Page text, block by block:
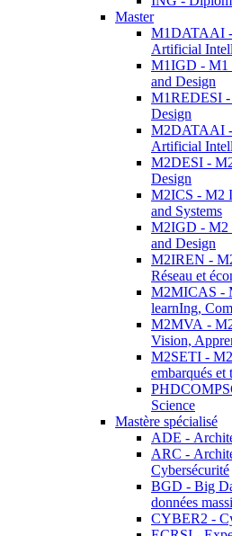
Master
M1DATAAI
Artificial
M1IGD - M1
and Design
M1REDESI -
Design
M2DATAAI
Artificial
M2DESI -
Design
M2ICS - M2
and Systems
M2IGD - M2
and Design
M2IREN -
Réseau et
M2MICAS -
learnIng,
M2MVA -
Vision,
M2SETI -
embarqués
Science
Mastère spécialisé
ADE -
ARC -
Cybersécurité
BGD - Big
données
CYBER2 -